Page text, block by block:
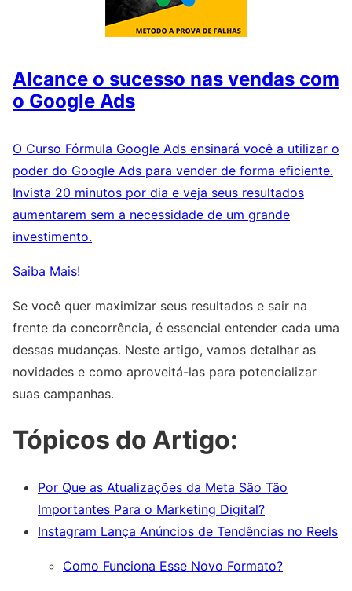
Alcance o sucesso nas vendas com
o Google Ads
O Curso Fórmula Google Ads ensinará você a utilizar o
poder do Google Ads para vender de forma eficiente.
Invista 20 minutos por dia e veja seus resultados
aumentarem sem a necessidade de um grande
investimento.
Saiba Mais!
Se você quer maximizar seus resultados e sair na
frente da concorrência, é essencial entender cada uma
dessas mudanças. Neste artigo, vamos detalhar as
novidades e como aproveitá-las para potencializar
suas campanhas.
Tópicos do Artigo:
Por Que as Atualizações da Meta São Tão
Importantes Para o Marketing Digital?
Instagram Lança Anúncios de Tendências no Reels
Como Funciona Esse Novo Formato?